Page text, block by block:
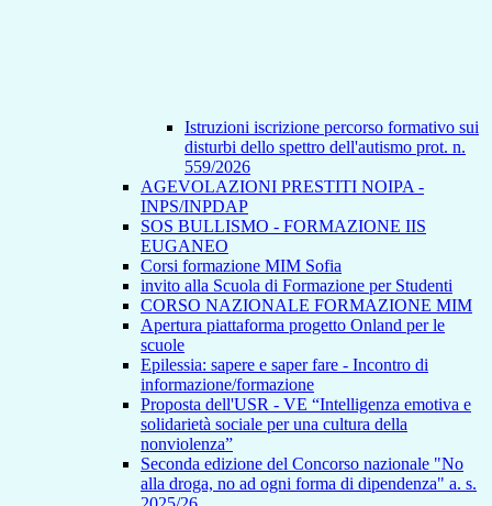
Istruzioni iscrizione percorso formativo sui
disturbi dello spettro dell'autismo prot. n.
559/2026
AGEVOLAZIONI PRESTITI NOIPA -
INPS/INPDAP
SOS BULLISMO - FORMAZIONE IIS
EUGANEO
Corsi formazione MIM Sofia
invito alla Scuola di Formazione per Studenti
CORSO NAZIONALE FORMAZIONE MIM
Apertura piattaforma progetto Onland per le
scuole
Epilessia: sapere e saper fare - Incontro di
informazione/formazione
Proposta dell'USR - VE “Intelligenza emotiva e
solidarietà sociale per una cultura della
nonviolenza”
Seconda edizione del Concorso nazionale "No
alla droga, no ad ogni forma di dipendenza" a. s.